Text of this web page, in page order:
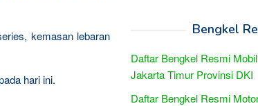
kemasan lebaran
hari ini.
Bengkel
Daftar Bengkel Resmi
Jakarta Timur Provinsi DKI
Daftar Bengkel Resmi